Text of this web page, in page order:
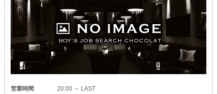
営業時間
20:00 ～ LAST